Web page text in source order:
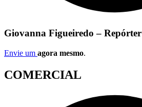
Giovanna Figueiredo – Repórter
Envie um agora mesmo.
COMERCIAL